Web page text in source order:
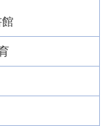
館